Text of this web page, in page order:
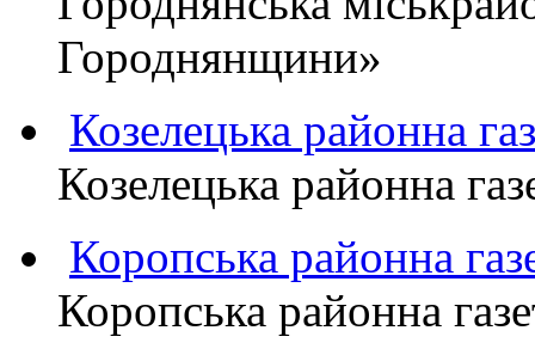
Городнянщини»
Козелецька районна
Козелецька районна
Коропська районна
Коропська районна